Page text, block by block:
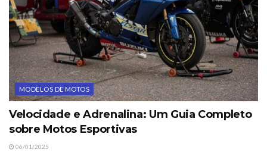
MODELOS DE MOTOS
Velocidade e Adrenalina: Um Guia Completo
sobre Motos Esportivas
06/01/2025